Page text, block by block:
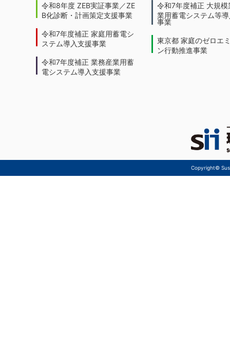
令和8年度 ZEB実証事業／ZE
B化診断・計画策定支援事業
令和7年度補正 家庭用蓄電シ
ステム導入支援事業
令和7年度補正 業務産業用蓄
電システム導入支援事業
令和7年度補正 大規模
業用蓄電システム等
事業
東京都 家庭のゼロエ
ン行動推進事業
Copyright©